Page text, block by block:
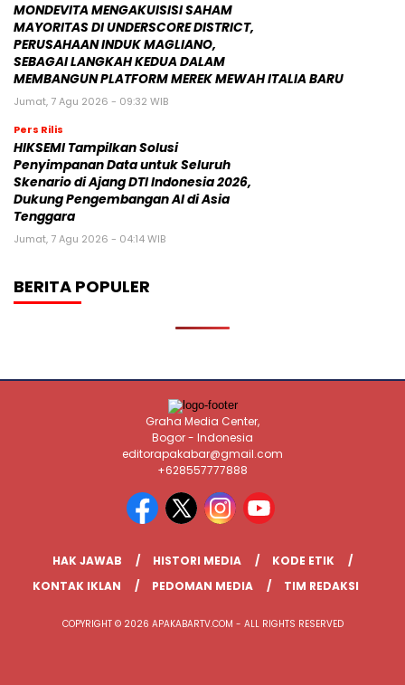
MONDEVITA MENGAKUISISI SAHAM
MAYORITAS DI UNDERSCORE DISTRICT,
PERUSAHAAN INDUK MAGLIANO,
SEBAGAI LANGKAH KEDUA DALAM
MEMBANGUN PLATFORM MEREK MEWAH ITALIA BARU
Jumat, 7 Agu 2026 - 09:32 WIB
Pers Rilis
HIKSEMI Tampilkan Solusi
Penyimpanan Data untuk Seluruh
Skenario di Ajang DTI Indonesia 2026,
Dukung Pengembangan AI di Asia
Tenggara
Jumat, 7 Agu 2026 - 04:14 WIB
BERITA POPULER
Graha Media Center,
Bogor - Indonesia
editorapakabar@gmail.com
+628557777888
HAK JAWAB HISTORI MEDIA
KODE ETIK
KONTAK IKLAN
PEDOMAN MEDIA TIM REDAKSI
COPYRIGHT © 2026 APAKABARTV.COM - ALL RIGHTS RESERVED